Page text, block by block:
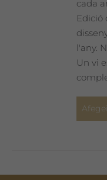
cada
Edició
l'any.
Un vi